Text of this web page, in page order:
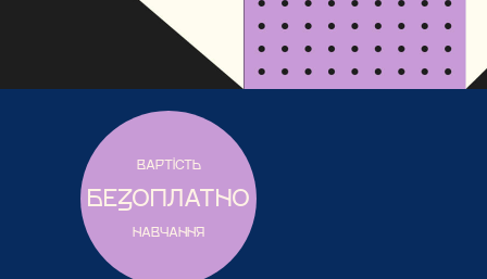
ВАРТІСТЬ
БЕЗОПЛАТНО
НАВЧАННЯ